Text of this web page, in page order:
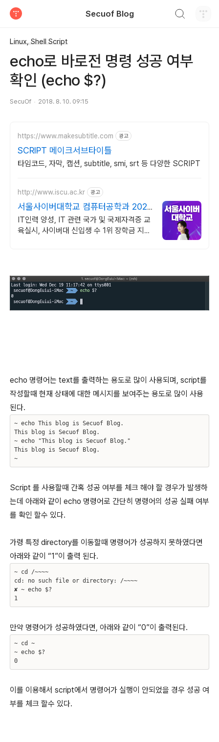
Secuof Blog
Linux, Shell Script
echo로 바로전 명령 성공 여부
확인 (echo $?)
SecuOf 2018. 8. 10. 09:15
https://www.makesubtitle.com 광고
SCRIPT 메이크서브타이틀
타임코드, 자막, 캡션, subtitle, smi, srt 등 다양한 SCRIPT
http://www.iscu.ac.kr 광고
서울사이버대학교 컴퓨터공학과 2026
가을학기 신편입생
IT인력 양성, IT 관련 국가 및 국제자격증 교
육실시, 사이버대 신입생 수 1위 장학금 지급
echo 명령어는 text를 출력하는 용도로 많이 사용되며, script를
작성할때 현재 상태에 대한 메시지를 보여주는 용도로 많이 사용
된다.
~ echo This blog is Secuof Blog.
This blog is Secuof Blog.
~ echo "This blog is Secuof Blog."
This blog is Secuof Blog.
~
Script 를 사용할때 간혹 성공 여부를 체크 해야 할 경우가 발생하
는데 아래와 같이 echo 명령어로 간단히 명령어의 성공 실패 여부
를 확인 할수 있다.
가령 특정 directory를 이동할때 명령어가 성공하지 못하였다면
아래와 같이 “1”이 출력 된다.
~ cd /~~~~
cd: no such file or directory: /~~~~
✘ ~ echo $?
1
만약 명령어가 성공하였다면, 아래와 같이 “0”이 출력된다.
~ cd ~
~ echo $?
0
이를 이용해서 script에서 명령어가 실행이 안되었을 경우 성공 여
부를 체크 할수 있다.